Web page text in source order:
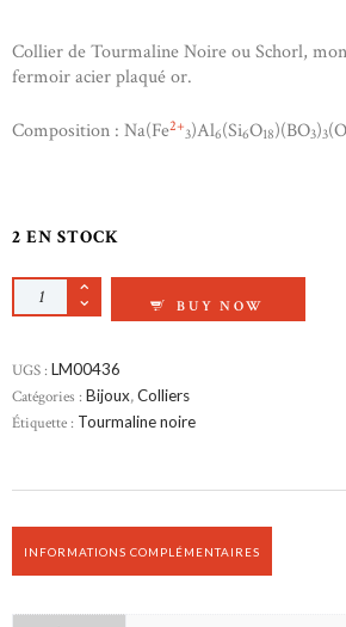
Collier de Tourmaline Noire ou Schorl,
fermoir acier plaqué or.
Composition : Na(Fe2+3)Al6(Si6O18)(BO3)3
2 EN STOCK
QUANTITÉ DE COLLIER
BUY NOW
UGS : LM00436
Catégories : Bijoux,Colliers
Étiquette : Tourmaline noire
INFORMATIONS COMPLÉMENTAIRES